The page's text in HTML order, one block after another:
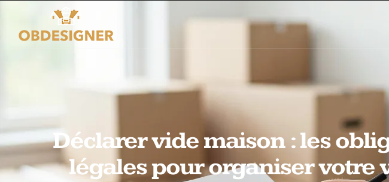
Déclarer vide maison : les
légales pour organiser votre